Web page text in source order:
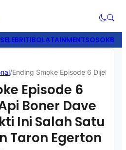
SELEBRITIBOLATAINMENTSOSOK
/Ending Smoke Episode 6
Episode 6
Boner Dave
Ini Salah Satu
Taron Egerton